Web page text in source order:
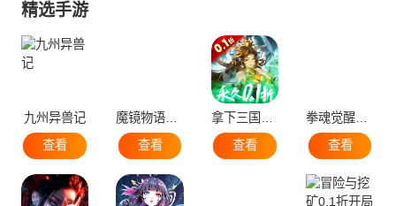
精选手游
九州异兽记
查看
查看
查看
查看